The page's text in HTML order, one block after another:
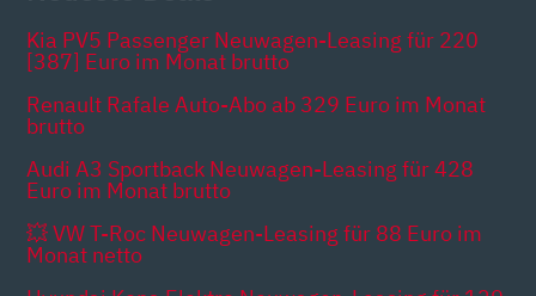
Kia PV5 Passenger Neuwagen-Leasing für 220
[387] Euro im Monat brutto
Renault Rafale Auto-Abo ab 329 Euro im Monat
brutto
Audi A3 Sportback Neuwagen-Leasing für 428
Euro im Monat brutto
💥 VW T-Roc Neuwagen-Leasing für 88 Euro im
Monat netto